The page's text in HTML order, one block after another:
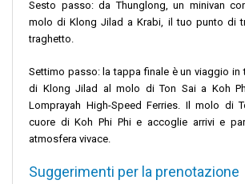
Sesto passo: da Thunglong, un minivan
molo di Klong Jilad a Krabi, il tuo punto di
traghetto.
Settimo passo: la tappa finale è un viaggio in
di Klong Jilad al molo di Ton Sai a Koh
Lomprayah High-Speed ​​Ferries. Il molo di
cuore di Koh Phi Phi e accoglie arrivi e
atmosfera vivace.
Suggerimenti per la prenotazione